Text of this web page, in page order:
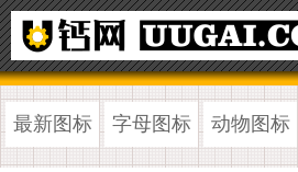
最新图标 字母图标 动物图标